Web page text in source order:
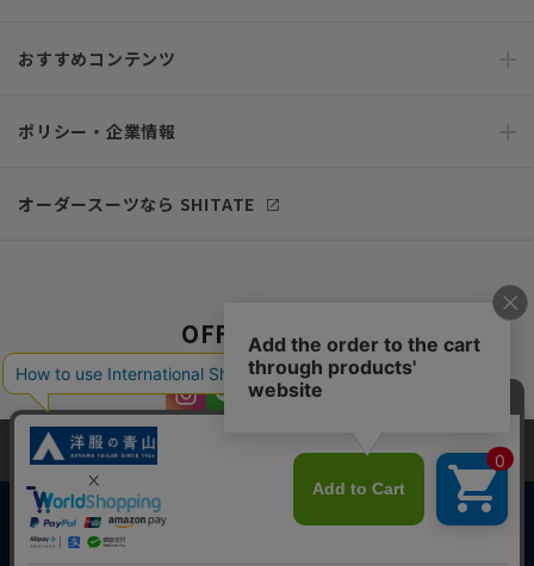
おすすめコンテンツ
ポリシー・企業情報
オーダースーツなら SHITATE
OFFICIAL SNS
当サイトでは、快適な閲覧体験とコンテンツ改善のためにCookieを使用
しています。閲覧を続けることで、Cookieの使用に同意したものとみな
します。詳細については